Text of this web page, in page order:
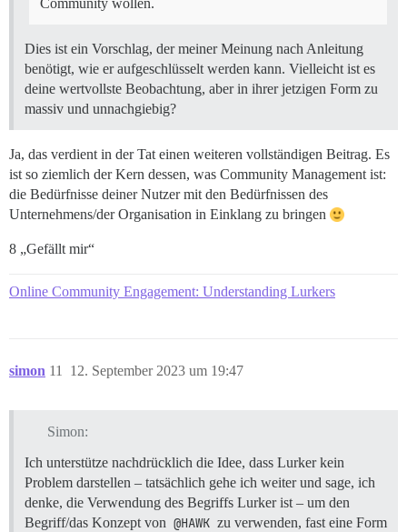
Dies ist ein Vorschlag, der meiner Meinung nach Anleitung
benötigt, wie er aufgeschlüsselt werden kann. Vielleicht ist es
deine wertvollste Beobachtung, aber in ihrer jetzigen Form zu
massiv und unnachgiebig?
Ja, das verdient in der Tat einen weiteren vollständigen Beitrag. Es
ist so ziemlich der Kern dessen, was Community Management ist:
die Bedürfnisse deiner Nutzer mit den Bedürfnissen des
Unternehmens/der Organisation in Einklang zu bringen
8 „Gefällt mir“
Online Community Engagement: Understanding Lurkers
simon 12. September 2023 um 19:47
11
Simon:
Ich unterstütze nachdrücklich die Idee, dass Lurker kein
Problem darstellen – tatsächlich gehe ich weiter und sage, ich
denke, die Verwendung des Begriffs Lurker ist – um den
Begriff/das Konzept von @HAWK zu verwenden, fast eine Form